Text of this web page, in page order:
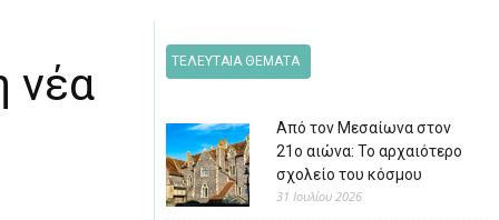
νέα
ΤΕΛΕΥΤΑΙΑ ΘΕΜΑΤΑ
Από τον Μεσαίωνα στον
21ο αιώνα: Το αρχαιότερο
σχολείο του κόσμου
31 Ιουλίου 2026